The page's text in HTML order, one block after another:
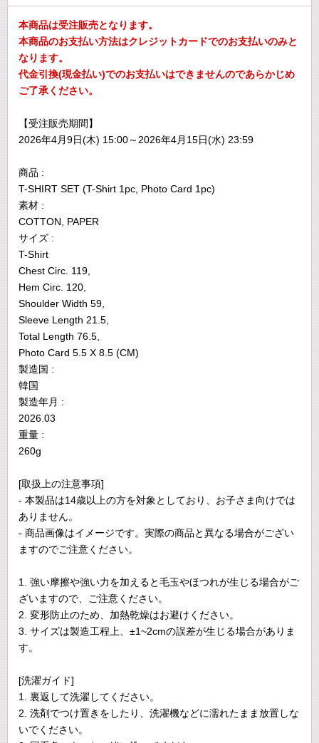
本商品は受注販売となります。
本商品のお支払い方法はクレジットカードでのお支払いのみと
なります。
代金引換(現金払い)でのお支払いはできませんのであらかじめ
ご了承ください。
【受注販売期間】
2026年4月9日(木) 15:00～2026年4月15日(水) 23:59
商品 :
T-SHIRT SET (T-Shirt 1pc, Photo Card 1pc)
素材 :
COTTON, PAPER
サイズ :
T-Shirt
Chest Circ. 119,
Hem Circ. 120,
Shoulder Width 59,
Sleeve Length 21.5,
Total Length 76.5,
Photo Card 5.5 X 8.5 (CM)
製造国 :
韓国
製造年月 :
2026.03
重量 :
260g
[取扱上の注意事項]
- 本製品は14歳以上の方を対象としており、お子さま向けでは
ありません。
- 商品画像はイメージです。実際の商品と異なる場合がござい
ますのでご注意ください。
1. 強い摩擦や強い力を加えると毛玉やほつれが生じる場合がご
ざいますので、ご注意ください。
2. 変形防止のため、加熱乾燥はお避けください。
3. サイズは製造工程上、±1~2cmの誤差が生じる場合がありま
す。
[洗濯ガイド]
1. 裏返して洗濯してください。
2. 洗剤でつけ置きをしたり、洗濯機などに濡れたまま放置しな
いでください。